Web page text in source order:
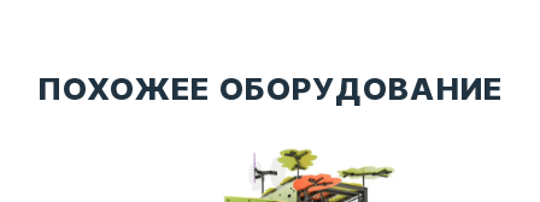
ПОХОЖЕЕ ОБОРУДОВАНИЕ